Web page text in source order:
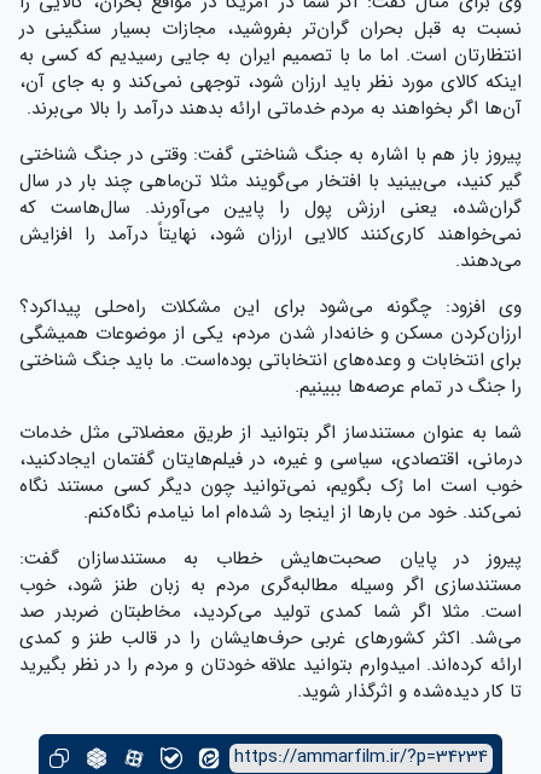
نسبت به قبل بحران گران‌تر بفروشید، مجازات بسیار سنگینی در
انتظارتان است. اما ما با تصمیم ایران به جایی رسیدیم که کسی به
اینکه کالای مورد نظر باید ارزان شود، توجهی نمی‌کند و به جای آن،
آن‌ها اگر بخواهند به مردم خدماتی ارائه بدهند درآمد را بالا می‌برند.
پیروز باز هم با اشاره به جنگ شناختی گفت: وقتی در جنگ شناختی
گیر کنید، می‌بینید با افتخار می‌گویند مثلا تن‌ماهی چند بار در سال
گران‌شده، یعنی ارزش پول را پایین می‌آورند. سال‌هاست که
نمی‌خواهند کاری‌کنند کالایی ارزان شود، نهایتاً درآمد را افزایش
می‌دهند.
وی افزود: چگونه می‌شود برای این مشکلات راه‌حلی پیداکرد؟
ارزان‌کردن مسکن و خانه‌دار شدن مردم، یکی از موضوعات همیشگی
برای انتخابات و وعده‌های انتخاباتی بوده‌است. ما باید جنگ شناختی
را جنگ در تمام عرصه‌ها ببینیم.
شما به عنوان مستندساز اگر بتوانید از طریق معضلاتی مثل خدمات
درمانی، اقتصادی، سیاسی و غیره، در فیلم‌هایتان گفتمان ایجادکنید،
خوب است اما رُک بگویم، نمی‌توانید چون دیگر کسی مستند نگاه
نمی‌کند. خود من بارها از اینجا رد شده‌ام اما نیامدم نگاه‌کنم.
پیروز در پایان صحبت‌هایش خطاب به مستندسازان گفت:
مستندسازی اگر وسیله مطالبه‌گری مردم به زبان طنز شود، خوب
است. مثلا اگر شما کمدی تولید می‌کردید، مخاطبتان ضربدر صد
می‌شد. اکثر کشورهای غربی حرف‌هایشان را در قالب طنز و کمدی
ارائه کرده‌اند. امیدوارم بتوانید علاقه خودتان و مردم را در نظر بگیرید
تا کار دیده‌شده و اثرگذار شوید.
https://ammarfilm.ir/?p=34234